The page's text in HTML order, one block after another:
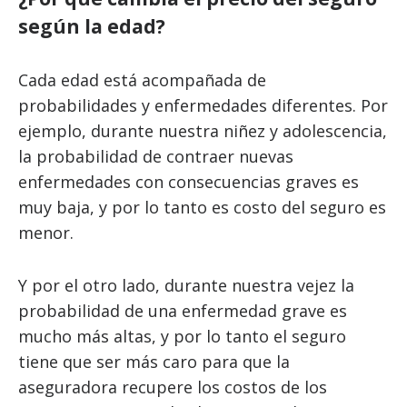
según la edad?
Cada edad está acompañada de
probabilidades y enfermedades diferentes. Por
ejemplo, durante nuestra niñez y adolescencia,
la probabilidad de contraer nuevas
enfermedades con consecuencias graves es
muy baja, y por lo tanto es costo del seguro es
menor.
Y por el otro lado, durante nuestra vejez la
probabilidad de una enfermedad grave es
mucho más altas, y por lo tanto el seguro
tiene que ser más caro para que la
aseguradora recupere los costos de los